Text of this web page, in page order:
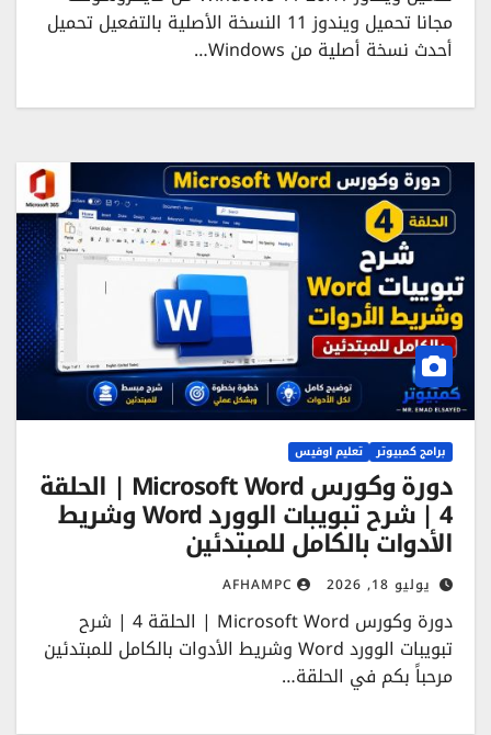
مجانا تحميل ويندوز 11 النسخة الأصلية بالتفعيل تحميل
أحدث نسخة أصلية من Windows…
برامج كمبيوتر تعليم اوفيس
دورة وكورس Microsoft Word | الحلقة
4 | شرح تبويبات الوورد Word وشريط
الأدوات بالكامل للمبتدئين
يوليو 18, 2026 AFHAMPC
دورة وكورس Microsoft Word | الحلقة 4 | شرح
تبويبات الوورد Word وشريط الأدوات بالكامل للمبتدئين
مرحباً بكم في الحلقة…